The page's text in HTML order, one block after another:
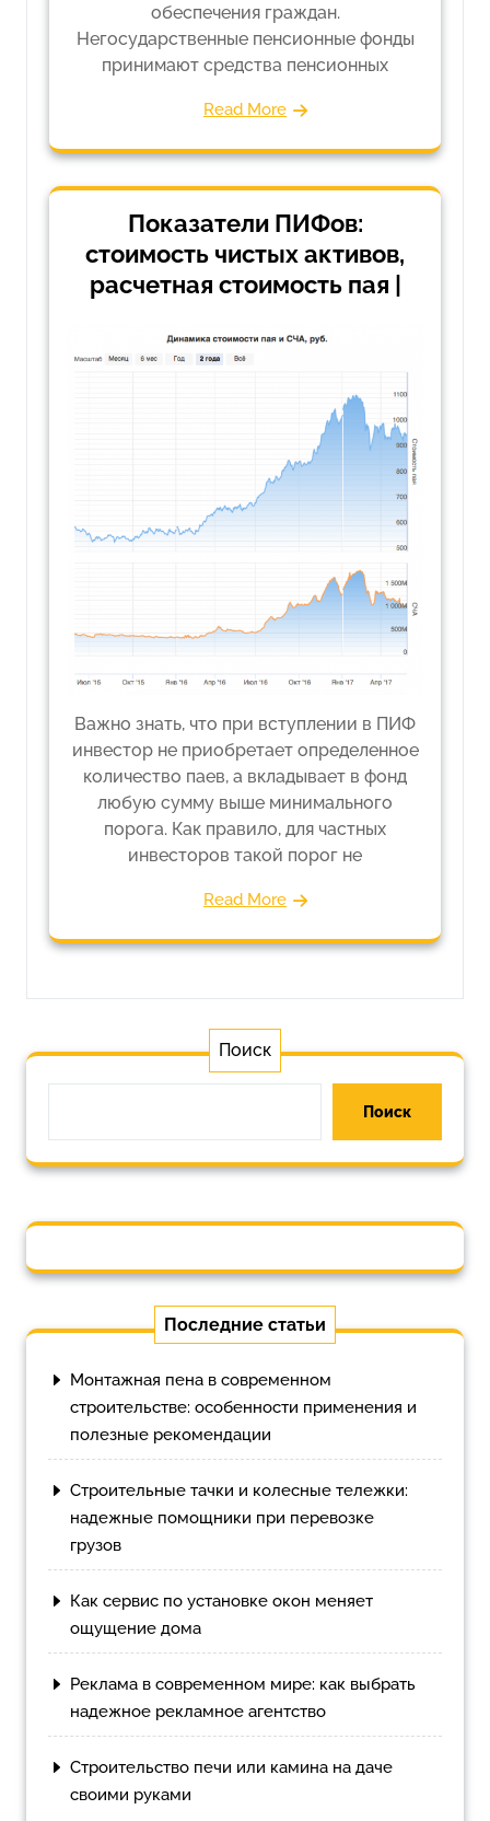
обеспечения граждан.
Негосударственные пенсионные фонды
принимают средства пенсионных
Read More
Показатели ПИФов:
стоимость чистых активов,
расчетная стоимость пая |
Важно знать, что при вступлении в ПИФ
инвестор не приобретает определенное
количество паев, а вкладывает в фонд
любую сумму выше минимального
порога. Как правило, для частных
инвесторов такой порог не
Read More
Поиск
Поиск
Последние статьи
Монтажная пена в современном
строительстве: особенности применения и
полезные рекомендации
Строительные тачки и колесные тележки:
надежные помощники при перевозке
грузов
Как сервис по установке окон меняет
ощущение дома
Реклама в современном мире: как выбрать
надежное рекламное агентство
Строительство печи или камина на даче
своими руками